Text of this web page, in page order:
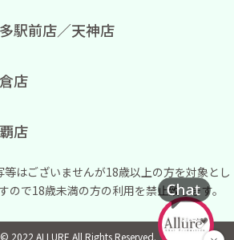
駅前店／天神店
店
店
はございませんが18歳以上の方を対象とし
ので18歳未満の方の利用を禁止致します。
2022 ALLURE All Rights Reserved.